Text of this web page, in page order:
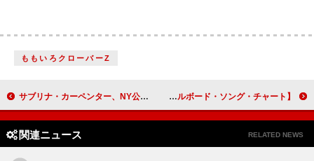
ももいろクローバーZ
サブリナ・カーペンター、NY公演でアン・ハサウェイを“逮捕”「こんなに美しいなんて罪」 【米ビルボード・ソング・チャート】テイラー・スウィフト「ザ・フェイト・オブ・オフィーリア」3週連続首位、オリヴィア・ディーン初TOP10入り
関連ニュース RELATED NEWS